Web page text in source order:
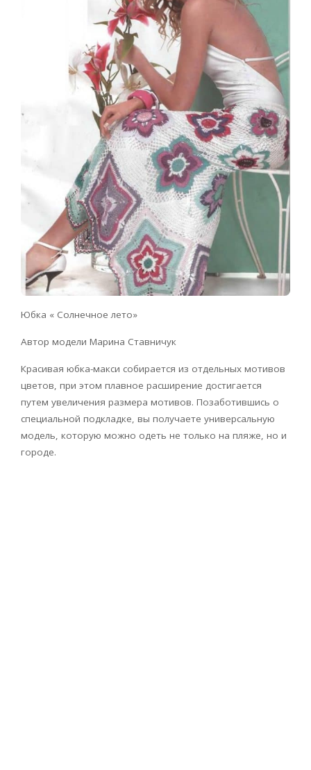
Юбка « Солнечное лето»
Автор модели Марина Ставничук
Красивая юбка-макси собирается из отдельных мотивов
цветов, при этом плавное расширение достигается
путем увеличения размера мотивов. Позаботившись о
специальной подкладке, вы получаете универсальную
модель, которую можно одеть не только на пляже, но и
городе.